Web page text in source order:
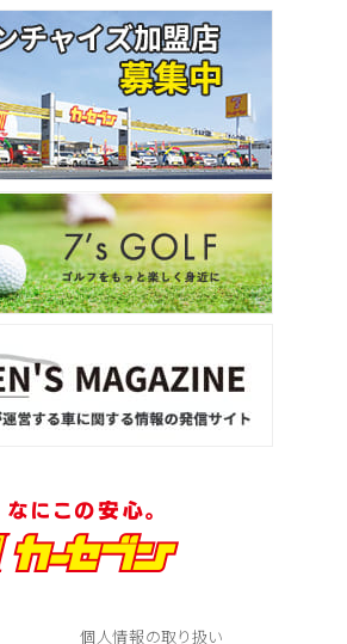
個人情報の取り扱い